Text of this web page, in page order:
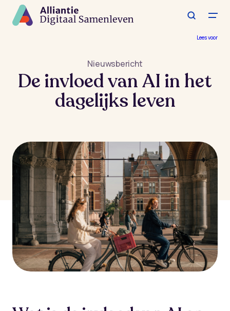
hoofdinhoud
Lees voor
Nieuwsbericht
De invloed van AI in het
dagelijks leven